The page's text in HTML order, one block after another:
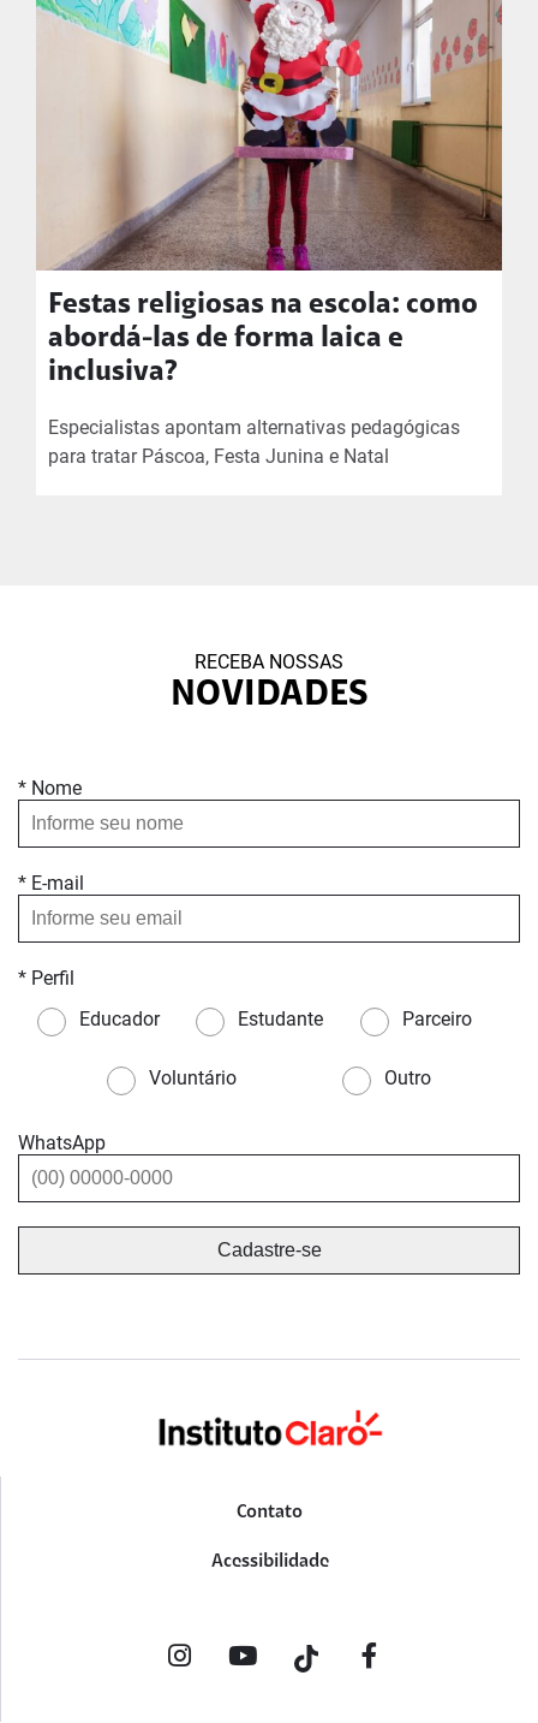
Festas religiosas na escola: como
abordá-las de forma laica e
inclusiva?
Especialistas apontam alternativas pedagógicas
para tratar Páscoa, Festa Junina e Natal
RECEBA NOSSAS
NOVIDADES
* Nome
* E-mail
* Perfil
Educador
Estudante Parceiro
Voluntário Outro
WhatsApp
Contato
Acessibilidade